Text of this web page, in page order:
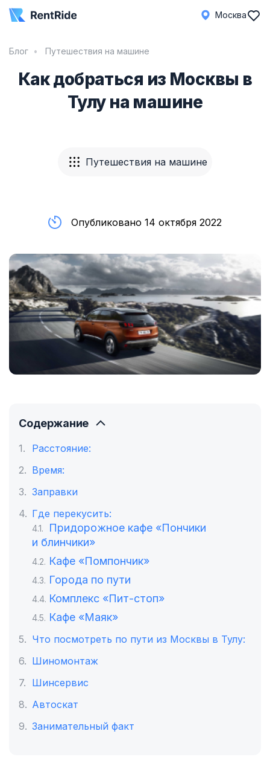
Москва
Блог Путешествия на машине
Как добраться из Москвы в
Тулу на машине
Путешествия на машине
Опубликовано 14 октября 2022
Содержание
Расстояние:
Время:
Заправки
Где перекусить:
Придорожное кафе «Пончики
и блинчики»
Кафе «Помпончик»
Города по пути
Комплекс «Пит-стоп»
Кафе «Маяк»
Что посмотреть по пути из Москвы в Тулу:
Шиномонтаж
Шинсервис
Автоскат
Занимательный факт